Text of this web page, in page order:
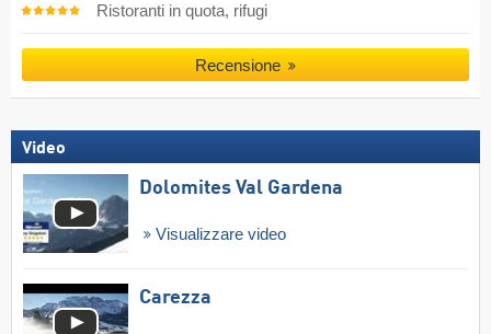
Ristoranti in quota, rifugi
Recensione
Video
Dolomites Val Gardena
Visualizzare video
Carezza